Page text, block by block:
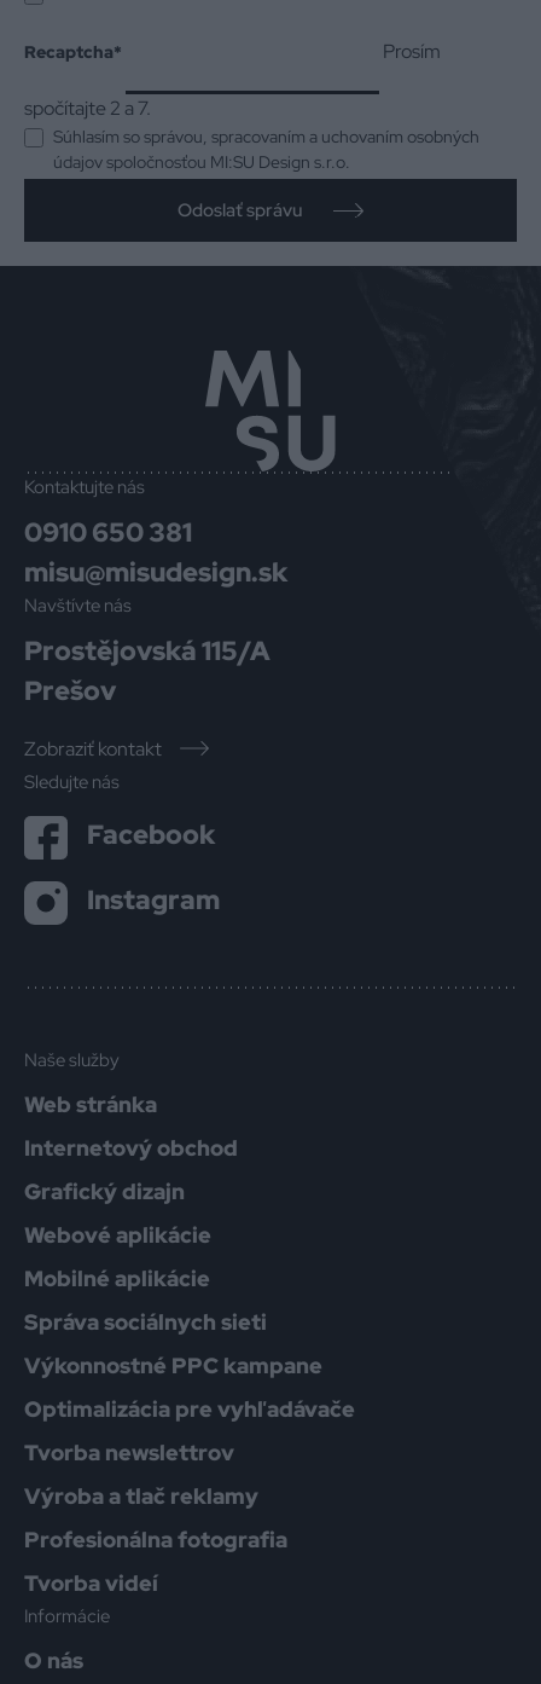
Recaptcha* Prosím
spočítajte 2 a 7.
Súhlasím so správou, spracovaním a uchovaním osobných
údajov spoločnosťou MI:SU Design s.r.o.
Odoslať správu
Kontaktujte nás
0910 650 381
misu@misudesign.sk
Navštívte nás
Prostějovská 115/A
Prešov
Zobraziť kontakt
Sledujte nás
Facebook
Instagram
Naše služby
Web stránka
Internetový obchod
Grafický dizajn
Webové aplikácie
Mobilné aplikácie
Správa sociálnych sieti
Výkonnostné PPC kampane
Optimalizácia pre vyhľadávače
Tvorba newslettrov
Výroba a tlač reklamy
Profesionálna fotografia
Tvorba videí
Informácie
O nás